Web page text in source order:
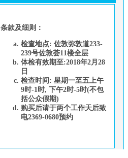
条款及细则：
检查地点: 佐敦弥敦道233-
239号佐敦荟11楼全层
体检有效期至:2018年2月28
日
检查时间: 星期一至五上午
9时-1时, 下午2时-5时(不包
括公众假期)
购买后请于两个工作天后致
电2369-0680预约